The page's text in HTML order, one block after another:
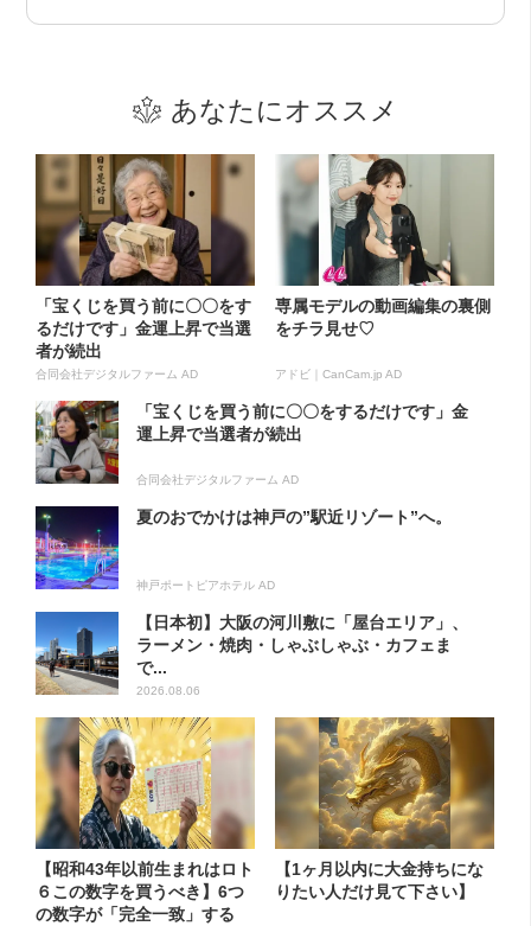
あなたにオススメ
「宝くじを買う前に〇〇をす
るだけです」金運上昇で当選
者が続出
合同会社デジタルファーム AD
専属モデルの動画編集の裏側
をチラ見せ♡
アドビ｜CanCam.jp AD
「宝くじを買う前に〇〇をするだけです」金
運上昇で当選者が続出
合同会社デジタルファーム AD
夏のおでかけは神戸の”駅近リゾート”へ。
神戸ポートピアホテル AD
【日本初】大阪の河川敷に「屋台エリア」、
ラーメン・焼肉・しゃぶしゃぶ・カフェま
で...
2026.08.06
【昭和43年以前生まれはロト
６この数字を買うべき】6つ
の数字が「完全一致」する
【1ヶ月以内に大金持ちにな
りたい人だけ見て下さい】